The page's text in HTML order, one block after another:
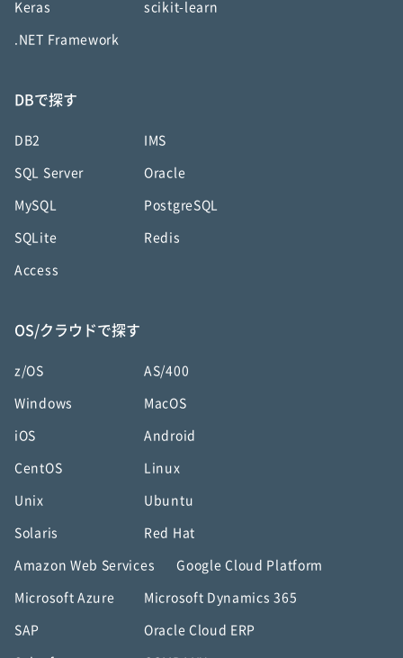
Keras scikit-learn
.NET Framework
DBで探す
DB2 IMS
SQL Server Oracle
MySQL PostgreSQL
SQLite Redis
Access
OS/クラウドで探す
z/OS AS/400
Windows MacOS
iOS Android
CentOS Linux
Unix Ubuntu
Solaris Red Hat
Amazon Web Services Google Cloud Platform
Microsoft Azure Microsoft Dynamics 365
SAP Oracle Cloud ERP